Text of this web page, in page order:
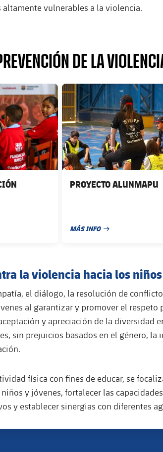
vulnerables a la violencia.
DE LA
FC Barcelona club badge
PROYECTO ALUNMAPU
MÁS INFO
FECHA DE PUBLICACIÓN
la violencia hacia los
el diálogo, la resolución de
al garantizar y promover el respeto
y apreciación de la diversidad
sin prejuicios basados en el género, la
física con fines de educar, se
y jóvenes, fortalecer las
y establecer sinergias con diferentes